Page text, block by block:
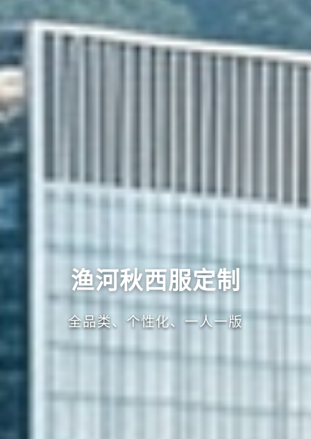
渔河秋西服定制
全品类、个性化、一人一版